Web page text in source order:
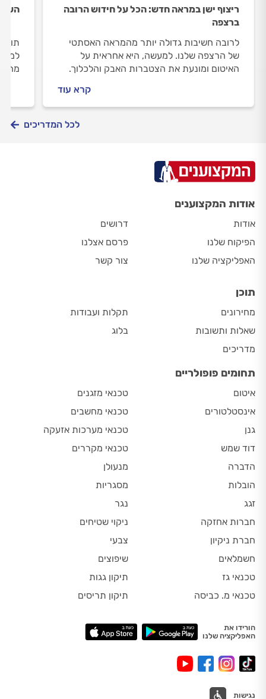
ריצוף ישן במראה חדש: הכל על חידוש הרובה
ברצפה
לרובה חשיבות גדולה יותר מהמראה האסתטי
של הרצפה שלנו. למעשה, היא אחראית על
האיטום ומונעת את הצטברות האבק והלכלוך.
ההבדלים בין החומרים השונים, באילו מקרים
תצטרכו להחליף את רובה ואיך תעשו את זה
קרא עוד
מה
לכל המדריכים
אודות המקצוענים
אודות
הפיקוח שלנו
האפליקציה שלנו
דרושים
פרסם אצלנו
צור קשר
תוכן
מחירונים
שאלות ותשובות
מדריכים
תקלות ועבודות
בלוג
תחומים פופולריים
איטום
אינסטלטורים
גנן
דוד שמש
הדברה
הובלות
זגג
חברות אחזקה
חברת ניקיון
חשמלאים
טכנאי גז
טכנאי מ. כביסה
טכנאי מזגנים
טכנאי מחשבים
טכנאי מערכות אזעקה
טכנאי מקררים
מנעולן
מסגריות
נגר
ניקוי שטיחים
צבעי
שיפוצים
תיקון גגות
תיקון תריסים
הורידו את
האפליקציה שלנו
נגישות